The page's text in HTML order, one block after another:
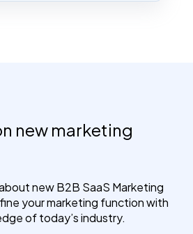
new marketing
new B2B SaaS Marketing
your marketing function with
of today’s industry.